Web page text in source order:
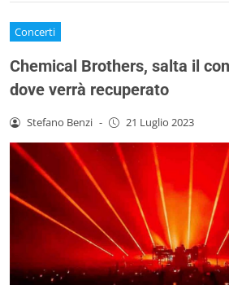
Concerti
Chemical Brothers, salta il
dove verrà recuperato
Stefano Benzi - 21 Luglio 2023